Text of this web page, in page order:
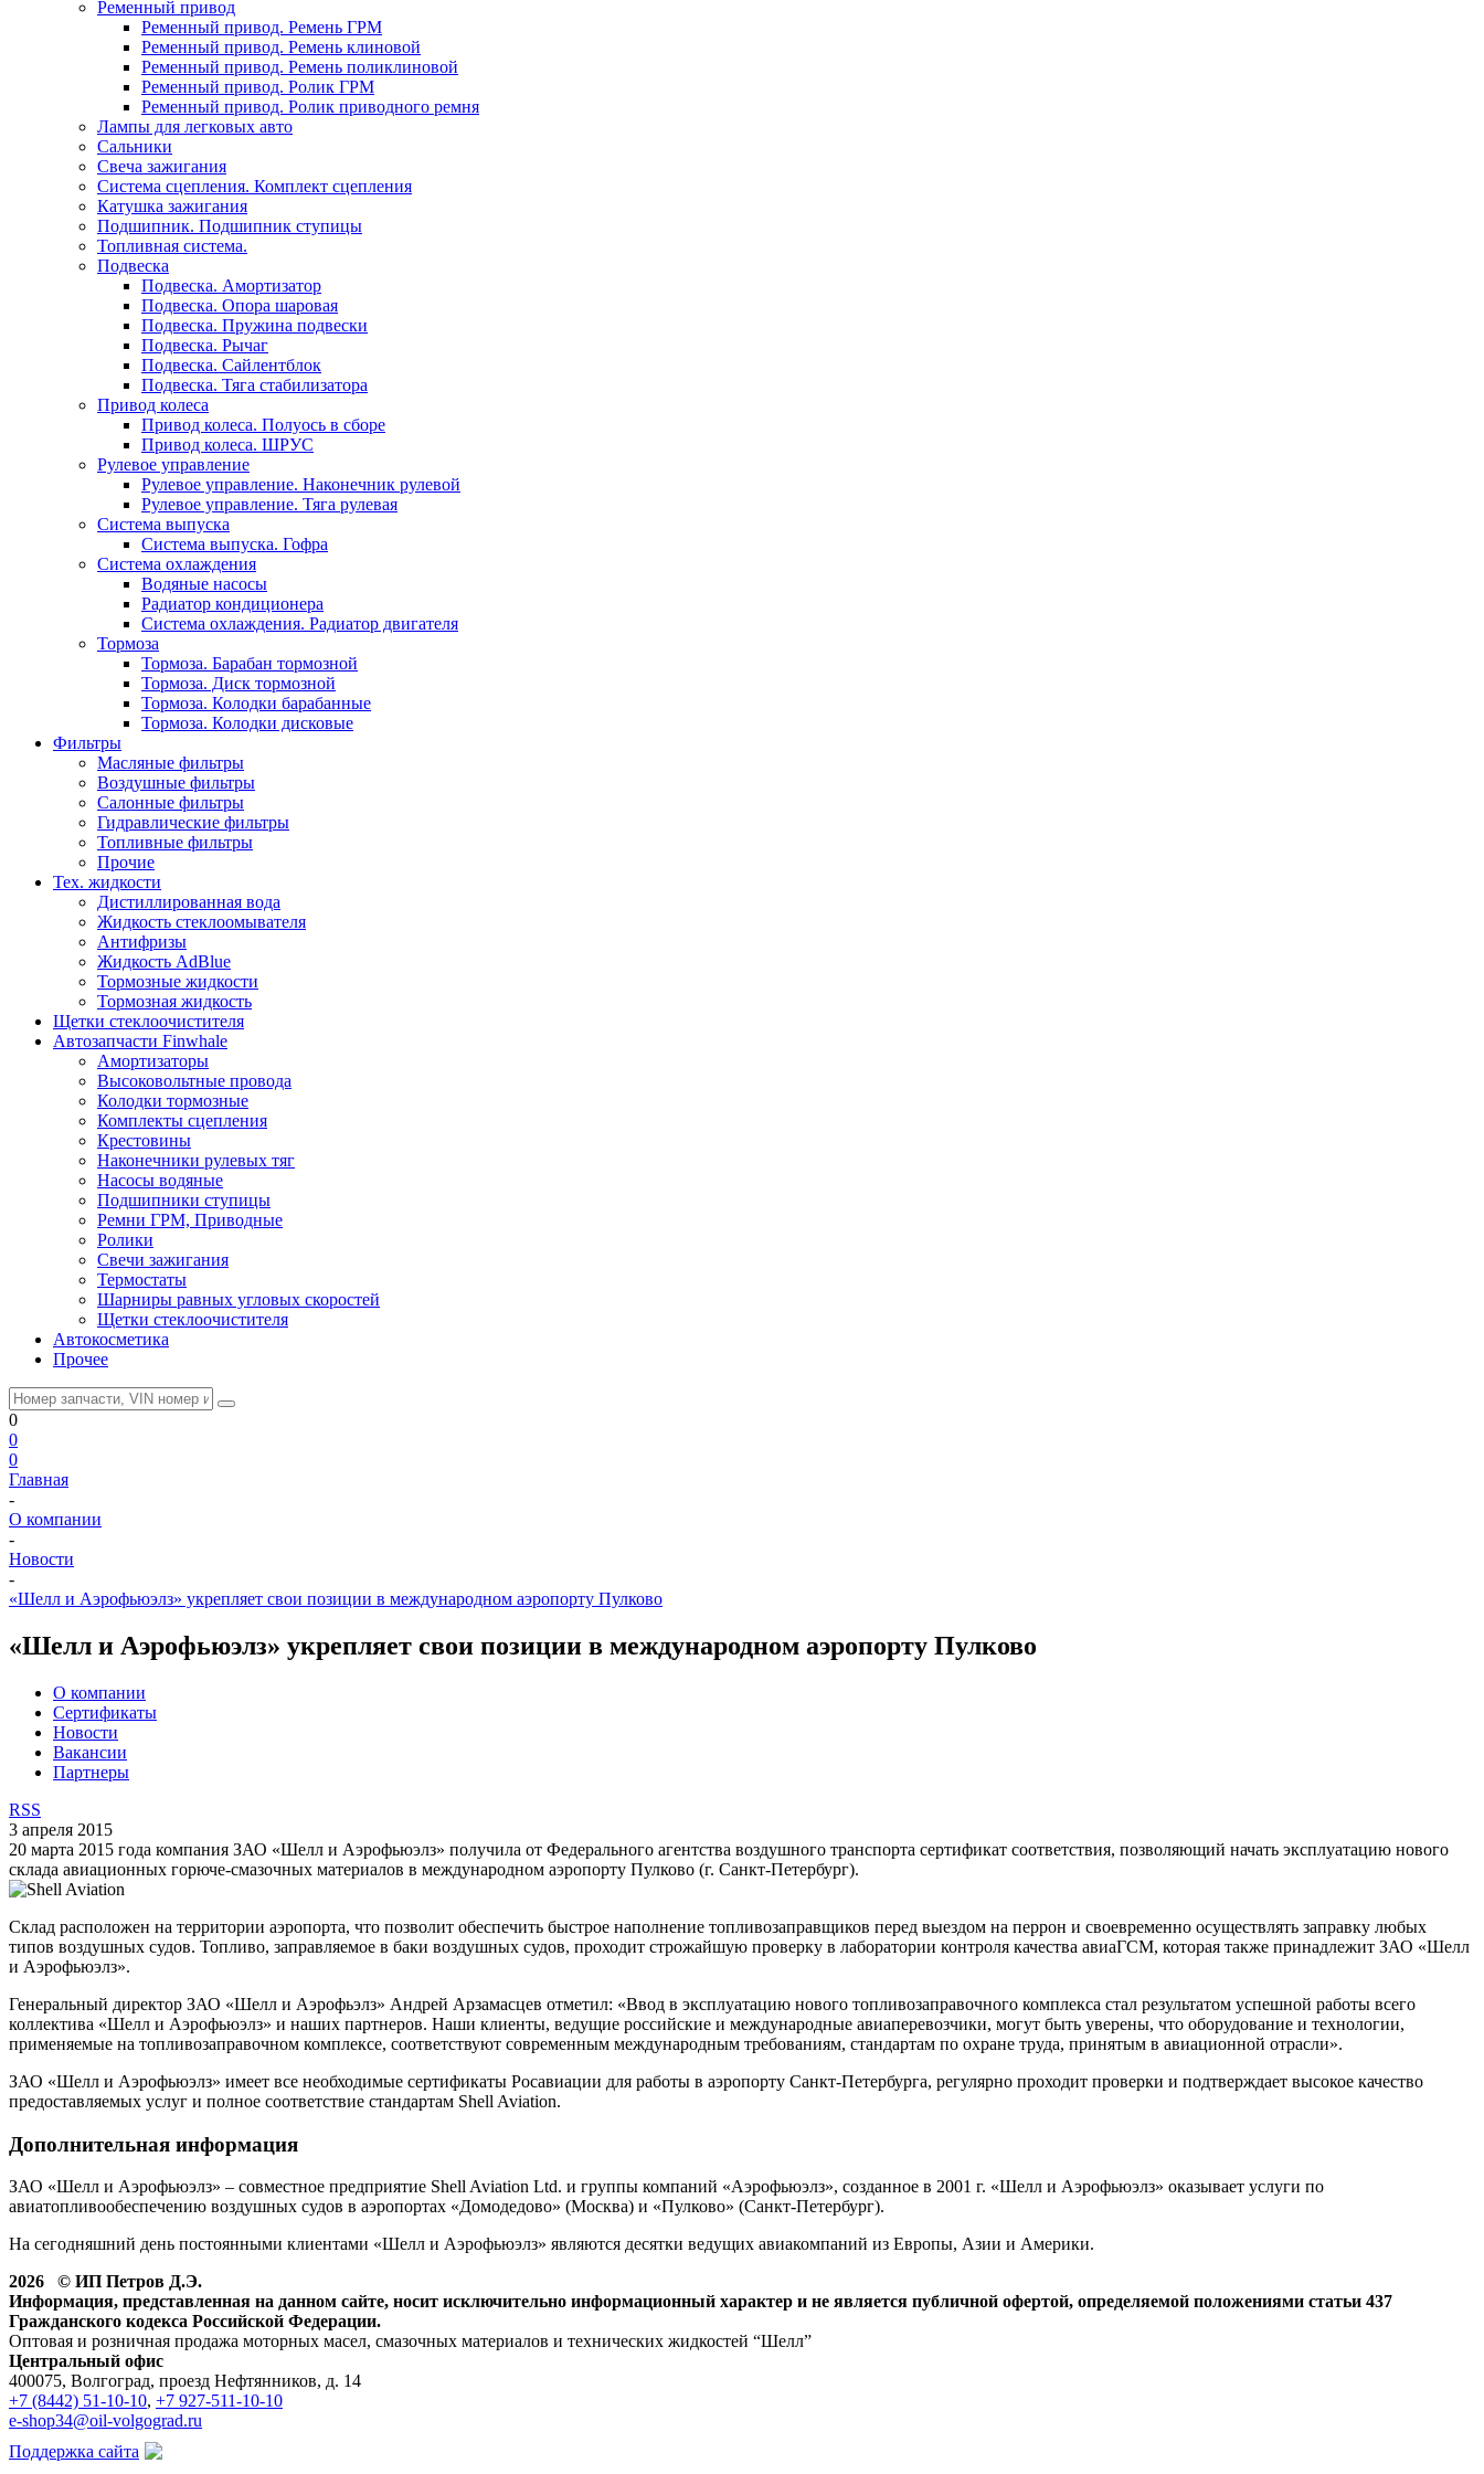
Ременный привод
Ременный привод. Ремень ГРМ
Ременный привод. Ремень клиновой
Ременный привод. Ремень поликлиновой
Ременный привод. Ролик ГРМ
Ременный привод. Ролик приводного ремня
Лампы для легковых авто
Сальники
Свеча зажигания
Система сцепления. Комплект сцепления
Катушка зажигания
Подшипник. Подшипник ступицы
Топливная система.
Подвеска
Подвеска. Амортизатор
Подвеска. Опора шаровая
Подвеска. Пружина подвески
Подвеска. Рычаг
Подвеска. Сайлентблок
Подвеска. Тяга стабилизатора
Привод колеса
Привод колеса. Полуось в сборе
Привод колеса. ШРУС
Рулевое управление
Рулевое управление. Наконечник рулевой
Рулевое управление. Тяга рулевая
Система выпуска
Система выпуска. Гофра
Система охлаждения
Водяные насосы
Радиатор кондиционера
Система охлаждения. Радиатор двигателя
Тормоза
Тормоза. Барабан тормозной
Тормоза. Диск тормозной
Тормоза. Колодки барабанные
Тормоза. Колодки дисковые
Фильтры
Масляные фильтры
Воздушные фильтры
Салонные фильтры
Гидравлические фильтры
Топливные фильтры
Прочие
Тех. жидкости
Дистиллированная вода
Жидкость стеклоомывателя
Антифризы
Жидкость AdBlue
Тормозные жидкости
Тормозная жидкость
Щетки стеклоочистителя
Автозапчасти Finwhale
Амортизаторы
Высоковольтные провода
Колодки тормозные
Комплекты сцепления
Крестовины
Наконечники рулевых тяг
Насосы водяные
Подшипники ступицы
Ремни ГРМ, Приводные
Ролики
Свечи зажигания
Термостаты
Шарниры равных угловых скоростей
Щетки стеклоочистителя
Автокосметика
Прочее
0
0
0
Главная
-
О компании
-
Новости
-
«Шелл и Аэрофьюэлз» укрепляет свои позиции в международном аэропорту Пулково
«Шелл и Аэрофьюэлз» укрепляет свои позиции в международном аэропорту Пулково
О компании
Сертификаты
Новости
Вакансии
Партнеры
RSS
3 апреля 2015
20 марта 2015 года компания ЗАО «Шелл и Аэрофьюэлз» получила от Федерального агентства воздушного транспорта сертификат соответствия, позволяющий начать эксплуатацию нового
склада авиационных горюче-смазочных материалов в международном аэропорту Пулково (г. Санкт-Петербург).
Склад расположен на территории аэропорта, что позволит обеспечить быстрое наполнение топливозаправщиков перед выездом на перрон и своевременно осуществлять заправку любых
типов воздушных судов. Топливо, заправляемое в баки воздушных судов, проходит строжайшую проверку в лаборатории контроля качества авиаГСМ, которая также принадлежит ЗАО «Шелл
и Аэрофьюэлз».
Генеральный директор ЗАО «Шелл и Аэрофьэлз» Андрей Арзамасцев отметил: «Ввод в эксплуатацию нового топливозаправочного комплекса стал результатом успешной работы всего
коллектива «Шелл и Аэрофьюэлз» и наших партнеров. Наши клиенты, ведущие российские и международные авиаперевозчики, могут быть уверены, что оборудование и технологии,
применяемые на топливозаправочном комплексе, соответствуют современным международным требованиям, стандартам по охране труда, принятым в авиационной отрасли».
ЗАО «Шелл и Аэрофьюэлз» имеет все необходимые сертификаты Росавиации для работы в аэропорту Санкт-Петербурга, регулярно проходит проверки и подтверждает высокое качество
предоставляемых услуг и полное соответствие стандартам Shell Aviation.
Дополнительная информация
ЗАО «Шелл и Аэрофьюэлз» – совместное предприятие Shell Aviation Ltd. и группы компаний «Аэрофьюэлз», созданное в 2001 г. «Шелл и Аэрофьюэлз» оказывает услуги по
авиатопливообеспечению воздушных судов в аэропортах «Домодедово» (Москва) и «Пулково» (Санкт-Петербург).
На сегодняшний день постоянными клиентами «Шелл и Аэрофьюэлз» являются десятки ведущих авиакомпаний из Европы, Азии и Америки.
2026 © ИП Петров Д.Э.
Информация, представленная на данном сайте, носит исключительно информационный характер и не является публичной офертой, определяемой положениями статьи 437
Гражданского кодекса Российской Федерации.
Оптовая и розничная продажа моторных масел, смазочных материалов и технических жидкостей “Шелл”
Центральный офис
400075, Волгоград, проезд Нефтянников, д. 14
+7 (8442) 51-10-10, +7 927-511-10-10
e-shop34@oil-volgograd.ru
Поддержка сайта